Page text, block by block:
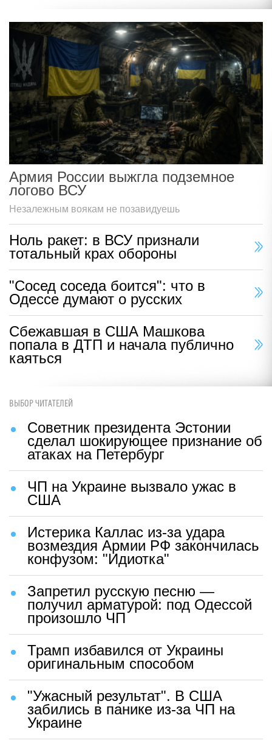
Армия России выжгла подземное
логово ВСУ
Незалежным воякам не позавидуешь
Ноль ракет: в ВСУ признали
тотальный крах обороны
"Сосед соседа боится": что в
Одессе думают о русских
Сбежавшая в США Машкова
попала в ДТП и начала публично
каяться
ВЫБОР ЧИТАТЕЛЕЙ
Советник президента Эстонии
сделал шокирующее признание об
атаках на Петербург
ЧП на Украине вызвало ужас в
США
Истерика Каллас из-за удара
возмездия Армии РФ закончилась
конфузом: "Идиотка"
Запретил русскую песню —
получил арматурой: под Одессой
произошло ЧП
Трамп избавился от Украины
оригинальным способом
"Ужасный результат". В США
забились в панике из-за ЧП на
Украине